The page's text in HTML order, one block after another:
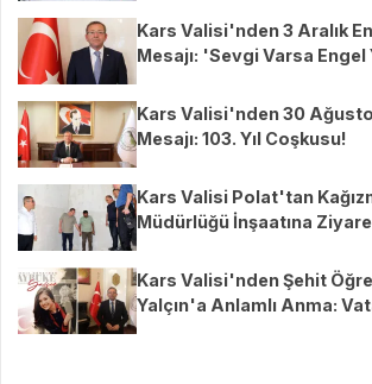
Kars Valisi'nden 3 Aralık
Mesajı: 'Sevgi Varsa Engel
Kars Valisi'nden 30
Mesajı: 103. Yıl Coşkusu!
Kars Valisi Polat'tan
Müdürlüğü İnşaatına
Kars Valisi'nden Şehit
Yalçın'a Anlamlı Anma: